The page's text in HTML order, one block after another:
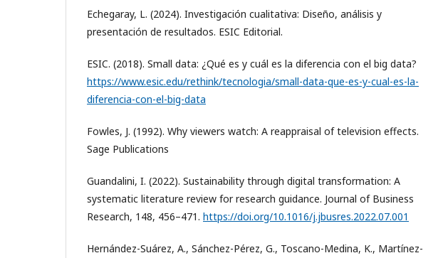
Echegaray, L. (2024). Investigación cualitativa: Diseño, análisis y
presentación de resultados. ESIC Editorial.
ESIC. (2018). Small data: ¿Qué es y cuál es la diferencia con el big data?
https://www.esic.edu/rethink/tecnologia/small-data-que-es-y-cual-es-la-
diferencia-con-el-big-data
Fowles, J. (1992). Why viewers watch: A reappraisal of television effects.
Sage Publications
Guandalini, I. (2022). Sustainability through digital transformation: A
systematic literature review for research guidance. Journal of Business
Research, 148, 456–471. https://doi.org/10.1016/j.jbusres.2022.07.001
Hernández-Suárez, A., Sánchez-Pérez, G., Toscano-Medina, K., Martínez-